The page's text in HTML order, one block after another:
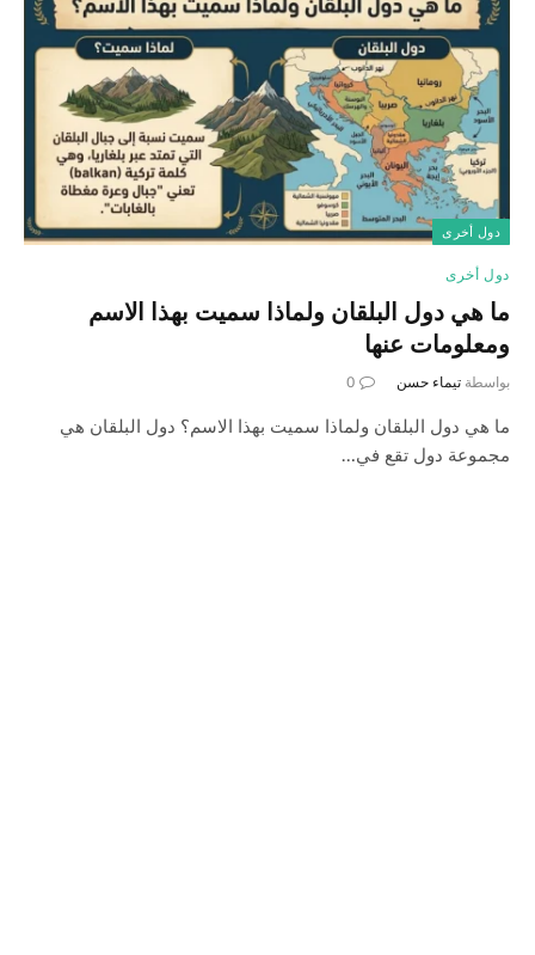
دول أخرى
دول أخرى
ما هي دول البلقان ولماذا سميت بهذا الاسم
ومعلومات عنها
بواسطة تيماء حسن 0
ما هي دول البلقان ولماذا سميت بهذا الاسم؟ دول البلقان هي
مجموعة دول تقع في…